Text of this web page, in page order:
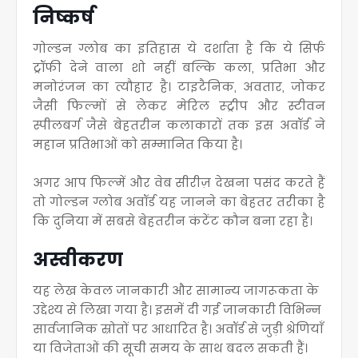
निष्कर्ष
गोल्डन ग्लोब का इतिहास ये दर्शाता है कि ये सिर्फ
ट्रॉफी देने वाला शो नहीं बल्कि कला, प्रतिभा और
मनोरंजन का त्यौहार है। टाइटैनिक, अवतार, जोकर
जैसी फिल्मों से लेकर मेरिल स्ट्रीप और स्टीवन
स्पीलबर्ग जैसे बेहतरीन कलाकारों तक इस अवॉर्ड ने
महान प्रतिभाओं को सम्मानित किया है।
अगर आप फिल्में और वेब सीरीज़ देखना पसंद करते हैं
तो गोल्डन ग्लोब अवॉर्ड यह जानने का बेहतर तरीका है
कि दुनिया में सबसे बेहतरीन कंटेंट कौन बना रहा है।
अस्वीकरण
यह लेख केवल जानकारी और सामान्य जागरूकता के
उद्देश्य से लिखा गया है। इसमें दी गई जानकारी विभिन्न
सार्वजानिक स्रोतों पर आधारित है। अवॉर्ड से जुड़ी श्रेणियाँ
या विजेताओं की सूची समय के साथ बदल सकती हैं।